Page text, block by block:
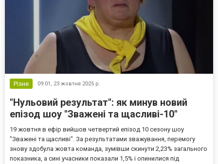
Різне 09:01, 23 жовтня 2025 р.
"Нульовий результат": як минув новий
епізод шоу "Зважені та щасливі-10"
19 жовтня в ефір вийшов четвертий епізод 10 сезону шоу
"Зважені та щасливі". За результатами зважування, перемогу
знову здобула жовта команда, зумівши скинути 2,23% загального
показника, а сині учасники показали 1,5% і опинилися під